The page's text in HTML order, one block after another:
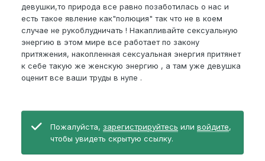
девушки,то природа все равно позаботилась о нас и
есть такое явление как"полюция" так что не в коем
случае не рукоблудничать ! Накапливайте сексуальную
энергию в этом мире все работает по закону
притяжения, накопленная сексуальная энергия притянет
к себе такую же женскую энергию , а там уже девушка
оценит все ваши труды в нупе .
Пожалуйста, зарегистрируйтесь или войдите,
чтобы увидеть скрытую ссылку.